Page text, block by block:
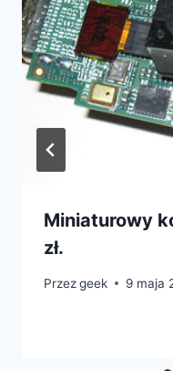
Miniaturowy
zł.
Przezgeek 9 maja